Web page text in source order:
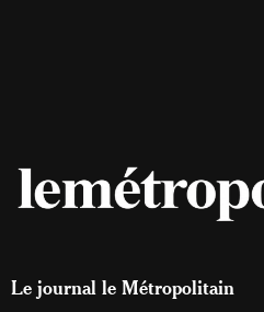
Le journal le Métropolitain